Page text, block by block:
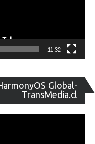
11:32
Global-
TransMedia.cl
de